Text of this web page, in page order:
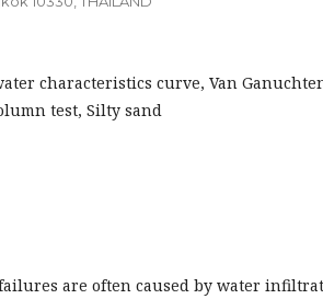
characteristics curve, Van
test, Silty sand
are often caused by water